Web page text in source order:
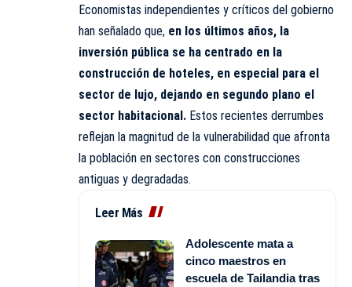
Economistas independientes y críticos del gobierno
han señalado que, en los últimos años, la
inversión pública se ha centrado en la
construcción de hoteles, en especial para el
sector de lujo, dejando en segundo plano el
sector habitacional. Estos recientes derrumbes
reflejan la magnitud de la vulnerabilidad que afronta
la población en sectores con construcciones
antiguas y degradadas.
Leer Más
Adolescente mata a
cinco maestros en
escuela de Tailandia tras